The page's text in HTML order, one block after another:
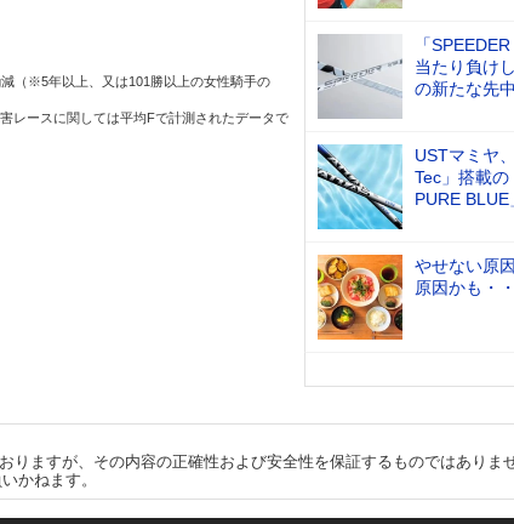
減（※5年以上、又は101勝以上の女性騎手の
レースに関しては平均Fで計測されたデータで
「
当たり負け
の新たな先
USTマミヤ
Tec」搭載の
PURE BLUE
やせない原
原因かも・
ますが、その内容の正確性および安全性を保証するものではありま
かねます。